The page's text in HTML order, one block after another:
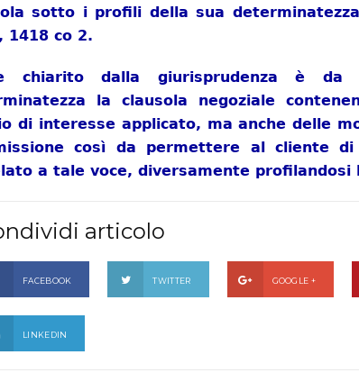
sotto i profili della sua
1418 co 2.
chiarito dalla giurisprudenza è
la clausola negoziale
di interesse applicato, ma anche delle
così da permettere al cliente
a tale voce, diversamente
articolo
FACEBOOK TWITTER GOOGLE +
LINKEDIN